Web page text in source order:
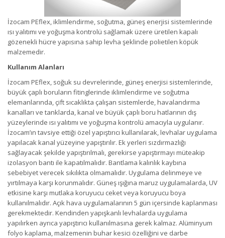
İzocam PEflex, iklimlendirme, soğutma, güneş enerjisi sistemlerinde
ısı yalıtımı ve yoğuşma kontrolü sağlamak üzere üretilen kapalı
gözenekli hücre yapısına sahip levha şeklinde polietilen köpük
malzemedir.
Kullanım Alanları
İzocam PEflex, soğuk su devrelerinde, güneş enerjisi sistemlerinde,
büyük çaplı boruların fitinglerinde iklimlendirme ve soğutma
elemanlarında, çift sıcaklıkta çalışan sistemlerde, havalandırma
kanalları ve tanklarda, kanal ve büyük çaplı boru hatlarının dış
yüzeylerinde ısı yalıtımı ve yoğuşma kontrolü amacıyla uygulanır.
İzocam’ın tavsiye ettiği özel yapıştırıcı kullanılarak, levhalar uygulama
yapılacak kanal yüzeyine yapıştırılır. Ek yerleri sızdırmazlığı
sağlayacak şekilde yapıştırılmalı, gerekirse yapıştırmayı müteakip
izolasyon bantı ile kapatılmalıdır. Bantlama kalınlık kaybına
sebebiyet verecek sıkılıkta olmamalıdır. Uygulama delinmeye ve
yırtılmaya karşı korunmalıdır. Güneş ışığına maruz uygulamalarda, UV
etkisine karşı mutlaka koruyucu ceket veya koruyucu boya
kullanılmalıdır. Açık hava uygulamalarının 5 gün içersinde kaplanması
gerekmektedir. Kendinden yapışkanlı levhalarda uygulama
yapılırken ayrıca yapıştırıcı kullanılmasına gerek kalmaz. Alüminyum
folyo kaplama, malzemenin buhar kesici özelliğini ve darbe